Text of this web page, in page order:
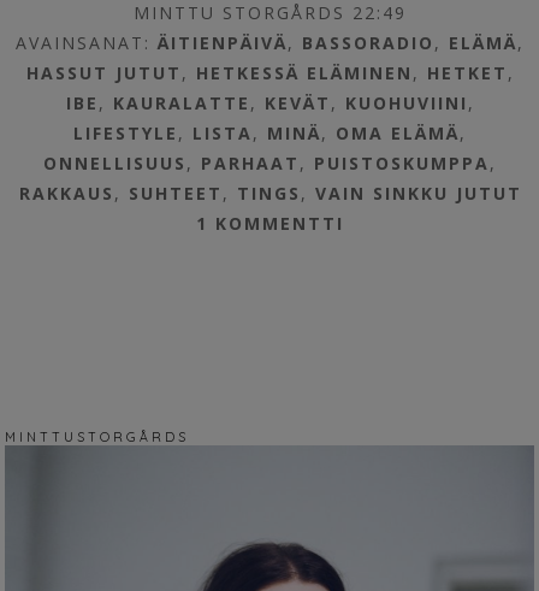
MINTTU STORGÅRDS 22:49
AVAINSANAT:ÄITIENPÄIVÄ, BASSORADIO , ELÄMÄ,
HASSUT JUTUT , HETKESSÄ ELÄMINEN , HETKET ,
IBE , KAURALATTE , KEVÄT , KUOHUVIINI ,
LIFESTYLE , LISTA, MINÄ, OMA ELÄMÄ,
ONNELLISUUS , PARHAAT , PUISTOSKUMPPA,
RAKKAUS , SUHTEET , TINGS , VAIN SINKKU JUTUT
1 KOMMENTTI
M I N T T U S T O R G Å R D S